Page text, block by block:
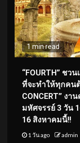
1 min read
“FOURTH” ชว
ที่จะทำให้ทุกคนต้
CONCERT” งา
มหัศจรรย์ 3 วัน
16 สิงหาคมนี้!!
1 วัน ago admin